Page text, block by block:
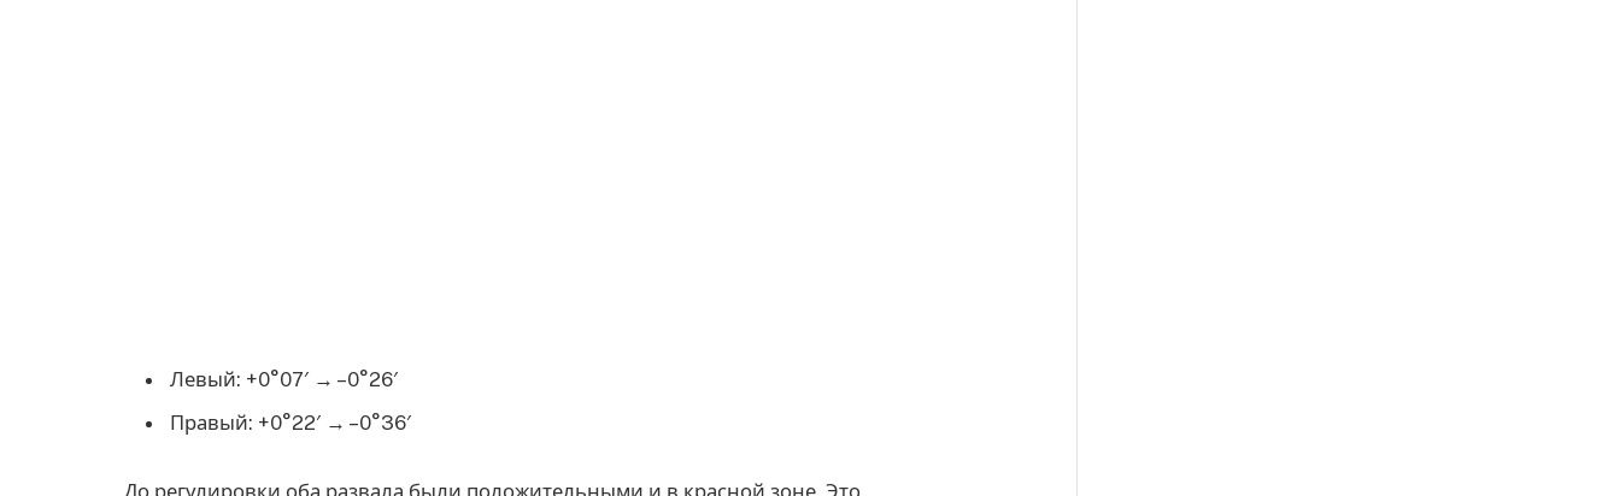
Левый: +0°07′ → –0°26′
Правый: +0°22′ → –0°36′